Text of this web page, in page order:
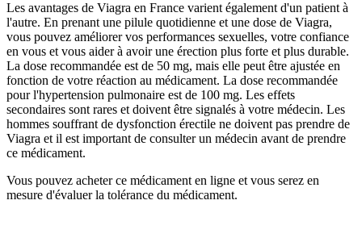
Les avantages de Viagra en France varient également d'un patient à
l'autre. En prenant une pilule quotidienne et une dose de Viagra,
vous pouvez améliorer vos performances sexuelles, votre confiance
en vous et vous aider à avoir une érection plus forte et plus durable.
La dose recommandée est de 50 mg, mais elle peut être ajustée en
fonction de votre réaction au médicament. La dose recommandée
pour l'hypertension pulmonaire est de 100 mg. Les effets
secondaires sont rares et doivent être signalés à votre médecin. Les
hommes souffrant de dysfonction érectile ne doivent pas prendre de
Viagra et il est important de consulter un médecin avant de prendre
ce médicament.
Vous pouvez acheter ce médicament en ligne et vous serez en
mesure d'évaluer la tolérance du médicament.